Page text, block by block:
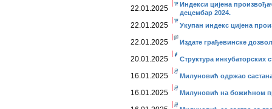
22.01.2025
Индекси цијена
децембар 2024.
22.01.2025 Укупан индекс цијена
22.01.2025 Издате грађевинске
20.01.2025 Структура инкубаторских
16.01.2025 Милуновић одржао
16.01.2025 Милуновић на божићном